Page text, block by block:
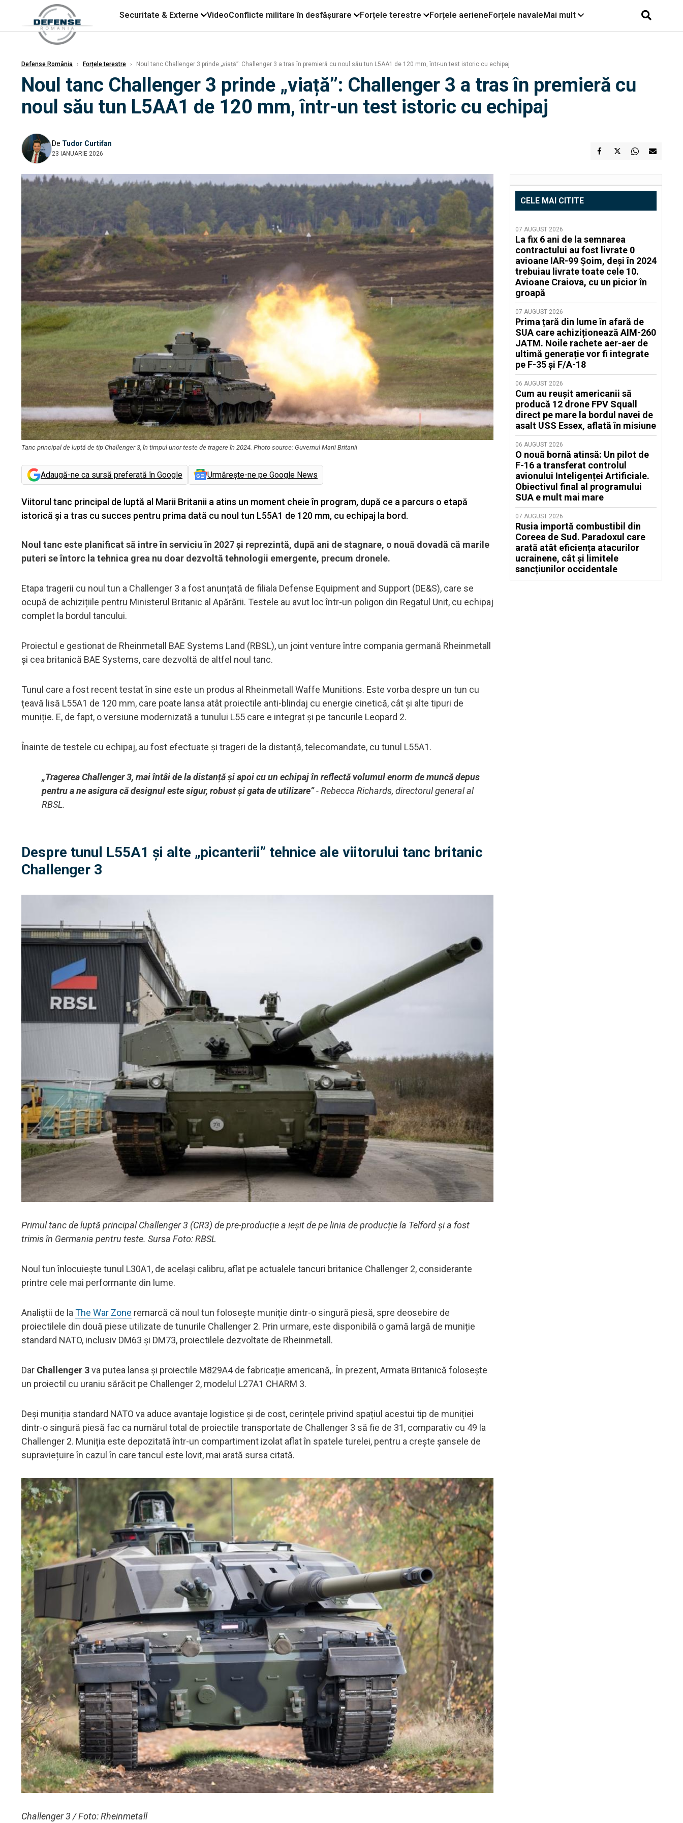
Securitate & Externe VideoConflicte militare în desfășurare Forțele terestre Forțele aerieneForțele navaleMai mult
Defense România › Forțele terestre › Noul tanc Challenger 3 prinde „viață”: Challenger 3 a tras în premieră cu noul său tun L5AA1 de 120 mm, într-un test istoric cu echipaj
Noul tanc Challenger 3 prinde „viață”: Challenger 3 a tras în premieră cu
noul său tun L5AA1 de 120 mm, într-un test istoric cu echipaj
De Tudor Curtifan
23 IANUARIE 2026
Tanc principal de luptă de tip Challenger 3, în timpul unor teste de tragere în 2024. Photo source: Guvernul Marii Britanii
Adaugă-ne ca sursă preferată în Google Urmărește-ne pe Google News
Viitorul tanc principal de luptă al Marii Britanii a atins un moment cheie în program, după ce a parcurs o etapă
istorică și a tras cu succes pentru prima dată cu noul tun L55A1 de 120 mm, cu echipaj la bord.
Noul tanc este planificat să intre în serviciu în 2027 și reprezintă, după ani de stagnare, o nouă dovadă că marile
puteri se întorc la tehnica grea nu doar dezvoltă tehnologii emergente, precum dronele.
Etapa tragerii cu noul tun a Challenger 3 a fost anunțată de filiala Defense Equipment and Support (DE&S), care se
ocupă de achizițiile pentru Ministerul Britanic al Apărării. Testele au avut loc într-un poligon din Regatul Unit, cu echipaj
complet la bordul tancului.
Proiectul e gestionat de Rheinmetall BAE Systems Land (RBSL), un joint venture între compania germană Rheinmetall
și cea britanică BAE Systems, care dezvoltă de altfel noul tanc.
Tunul care a fost recent testat în sine este un produs al Rheinmetall Waffe Munitions. Este vorba despre un tun cu
țeavă lisă L55A1 de 120 mm, care poate lansa atât proiectile anti-blindaj cu energie cinetică, cât și alte tipuri de
muniție. E, de fapt, o versiune modernizată a tunului L55 care e integrat și pe tancurile Leopard 2.
Înainte de testele cu echipaj, au fost efectuate și trageri de la distanță, telecomandate, cu tunul L55A1.
„Tragerea Challenger 3, mai întâi de la distanță și apoi cu un echipaj în reflectă volumul enorm de muncă depus
pentru a ne asigura că designul este sigur, robust și gata de utilizare”- Rebecca Richards, directorul general al
RBSL.
Despre tunul L55A1 și alte „picanterii” tehnice ale viitorului tanc britanic
Challenger 3
Primul tanc de luptă principal Challenger 3 (CR3) de pre-producție a ieșit de pe linia de producție la Telford și a fost
trimis în Germania pentru teste. Sursa Foto: RBSL
Noul tun înlocuiește tunul L30A1, de același calibru, aflat pe actualele tancuri britanice Challenger 2, considerante
printre cele mai performante din lume.
Analiștii de la The War Zone remarcă că noul tun folosește muniție dintr-o singură piesă, spre deosebire de
proiectilele din două piese utilizate de tunurile Challenger 2. Prin urmare, este disponibilă o gamă largă de muniție
standard NATO, inclusiv DM63 și DM73, proiectilele dezvoltate de Rheinmetall.
Dar Challenger 3va putea lansa și proiectile M829A4 de fabricație americană,. În prezent, Armata Britanică folosește
un proiectil cu uraniu sărăcit pe Challenger 2, modelul L27A1 CHARM 3.
Deși muniția standard NATO va aduce avantaje logistice și de cost, cerințele privind spațiul acestui tip de muniției
dintr-o singură piesă fac ca numărul total de proiectile transportate de Challenger 3 să fie de 31, comparativ cu 49 la
Challenger 2. Muniția este depozitată într-un compartiment izolat aflat în spatele turelei, pentru a crește șansele de
supraviețuire în cazul în care tancul este lovit, mai arată sursa citată.
Challenger 3 / Foto: Rheinmetall
CELE MAI CITITE
07 AUGUST 2026
La fix 6 ani de la semnarea
contractului au fost livrate 0
avioane IAR-99 Șoim, deși în 2024
trebuiau livrate toate cele 10.
Avioane Craiova, cu un picior în
groapă
07 AUGUST 2026
Prima țară din lume în afară de
SUA care achiziționează AIM-260
JATM. Noile rachete aer-aer de
ultimă generație vor fi integrate
pe F-35 și F/A-18
06 AUGUST 2026
Cum au reușit americanii să
producă 12 drone FPV Squall
direct pe mare la bordul navei de
asalt USS Essex, aflată în misiune
06 AUGUST 2026
O nouă bornă atinsă: Un pilot de
F-16 a transferat controlul
avionului Inteligenței Artificiale.
Obiectivul final al programului
SUA e mult mai mare
07 AUGUST 2026
Rusia importă combustibil din
Coreea de Sud. Paradoxul care
arată atât eficiența atacurilor
ucrainene, cât și limitele
sancțiunilor occidentale